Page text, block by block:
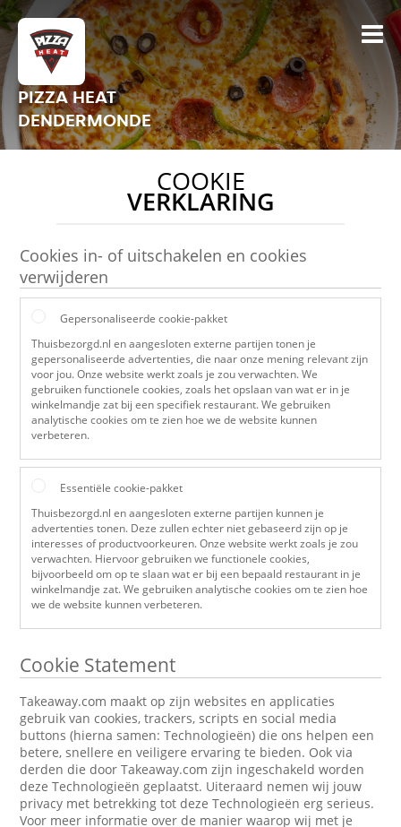
PIZZA HEAT
DENDERMONDE
COOKIE
VERKLARING
Cookies in- of uitschakelen en cookies
verwijderen
Gepersonaliseerde cookie-pakket
Thuisbezorgd.nl en aangesloten externe partijen tonen je
gepersonaliseerde advertenties, die naar onze mening relevant zijn
voor jou. Onze website werkt zoals je zou verwachten. We
gebruiken functionele cookies, zoals het opslaan van wat er in je
winkelmandje zat bij een specifiek restaurant. We gebruiken
analytische cookies om te zien hoe we de website kunnen
verbeteren.
Essentiële cookie-pakket
Thuisbezorgd.nl en aangesloten externe partijen kunnen je
advertenties tonen. Deze zullen echter niet gebaseerd zijn op je
interesses of productvoorkeuren. Onze website werkt zoals je zou
verwachten. Hiervoor gebruiken we functionele cookies,
bijvoorbeeld om op te slaan wat er bij een bepaald restaurant in je
winkelmandje zat. We gebruiken analytische cookies om te zien hoe
we de website kunnen verbeteren.
Cookie Statement
Takeaway.com maakt op zijn websites en applicaties
gebruik van cookies, trackers, scripts en social media
buttons (hierna samen: Technologieën) die ons helpen een
betere, snellere en veiligere ervaring te bieden. Ook via
derden die door Takeaway.com zijn ingeschakeld worden
deze Technologieën geplaatst. Uiteraard nemen wij jouw
privacy met betrekking tot deze Technologieën erg serieus.
Voor meer informatie over de manier waarop wij met je